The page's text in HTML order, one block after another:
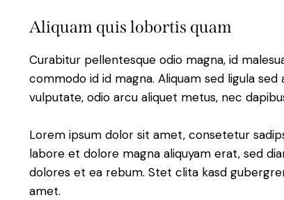
Aliquam quis lobortis quam
Curabitur pellentesque odio magna, id
commodo id id magna. Aliquam sed ligula
vulputate, odio arcu aliquet metus, nec
Lorem ipsum dolor sit amet, consetetur
labore et dolore magna aliquyam erat, sed
dolores et ea rebum. Stet clita kasd
amet.